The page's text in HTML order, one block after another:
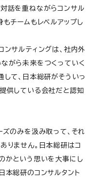
話を重ねながらコンサル
チームもレベルアップし
ンサルティングは、社内外
がら未来をつくっていく
して、日本総研がそういっ
供している会社だと認知
ズのみを汲み取って、それ
りません。日本総研はコ
かという思いを大事にし
本総研のコンサルタント